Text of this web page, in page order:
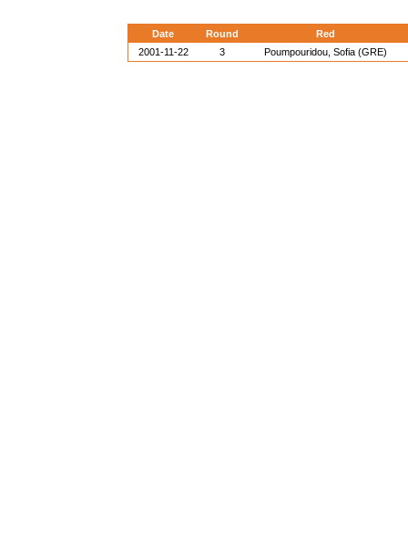
Date Round
Red
2001-11-22
3 Poumpouridou, Sofia (GRE)